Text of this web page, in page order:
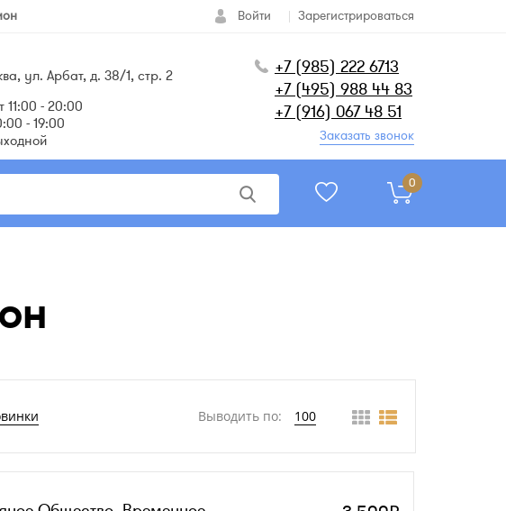
Зарегистрироваться
Войти
ул. Арбат, д. 38/1, стр. 2
11:00 - 20:00
- 19:00
+7 (985) 222 6713
+7 (495) 988 44 83
+7 (916) 067 48 51
Заказать звонок
0
Выводить по: 100